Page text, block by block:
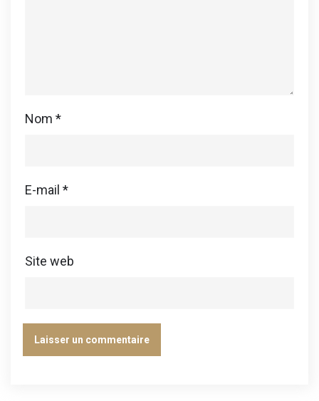
Nom *
E-mail *
Site web